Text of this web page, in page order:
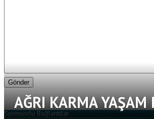
AĞRI KARMA YAŞAM
Sponsorlu Bağlantılar